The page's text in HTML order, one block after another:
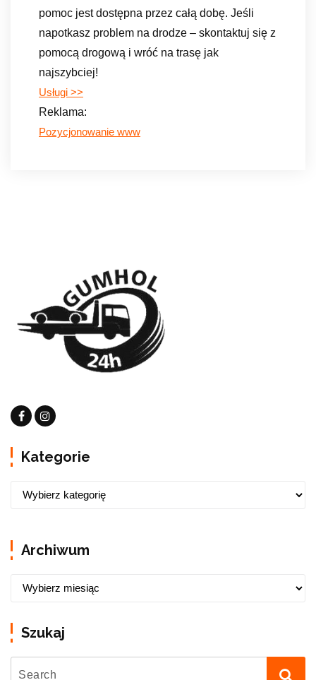
pomoc jest dostępna przez całą dobę. Jeśli
napotkasz problem na drodze – skontaktuj się z
pomocą drogową i wróć na trasę jak
najszybciej!
Usługi >>
Reklama:
Pozycjonowanie www
Kategorie
Archiwum
Szukaj